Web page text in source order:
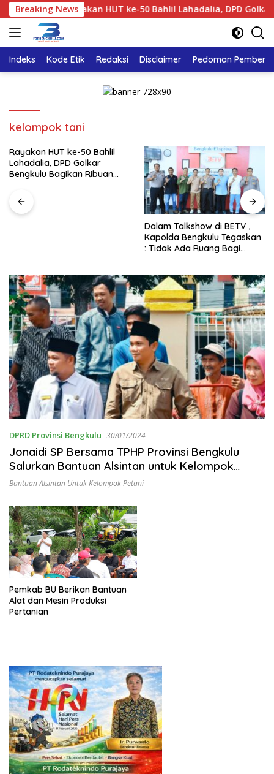
Langsung
ke
konten
Breaking News
Rayakan HUT ke-50 Bahlil Lahadalia, DPD Golkar
Indeks Kode Etik Redaksi Disclaimer Pedoman
kelompok tani
Rayakan HUT ke-50 Bahlil
Lahadalia, DPD Golkar
Bengkulu Bagikan Ribuan
Puluhan Panti Asuhan
Dalam Talkshow di BETV ,
Kapolda Bengkulu Tegaskan
: Tidak Ada Ruang Bagi
DPRD Provinsi Bengkulu 30/01/2024
Jonaidi SP Bersama TPHP Provinsi Bengkulu
Salurkan Bantuan Alsintan untuk Kelompok
Petani
Bantuan Alsintan Untuk Kelompok Petani
Pemkab BU Berikan Bantuan
Alat dan Mesin Produksi
Pertanian